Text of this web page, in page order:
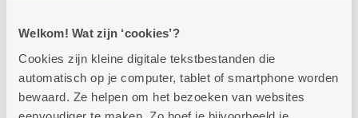
Welkom! Wat zijn ‘cookies’?
Cookies zijn kleine digitale tekstbestanden die
automatisch op je computer, tablet of smartphone worden
bewaard. Ze helpen om het bezoeken van websites
staan deze zomer lekkere cocktails en mocktails op de
kaart. Kom je proeven? Op heel wat locaties kan dat
trouwens in een sfeervolle zomerbar!
Meer info